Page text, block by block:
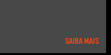
SAIBA MAIS